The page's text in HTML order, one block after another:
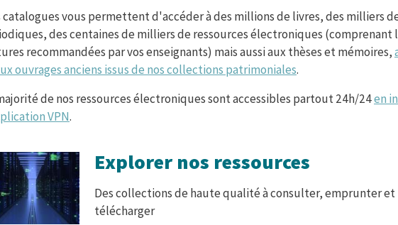
catalogues vous permettent d'accéder à des millions de livres, des milliers
des centaines de milliers de ressources électroniques (comprenant
recommandées par vos enseignants) mais aussi aux thèses et mémoires,
ouvrages anciens issus de nos collections patrimoniales.
de nos ressources électroniques sont accessibles partout 24h/24en
VPN.
Explorer nos ressources
Des collections de haute qualité à consulter, emprunter et
télécharger